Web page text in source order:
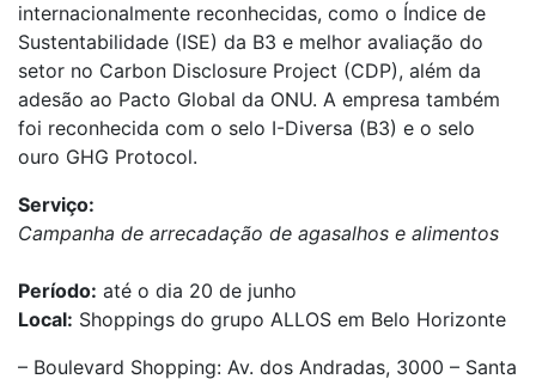
internacionalmente reconhecidas, como o Índice de
Sustentabilidade (ISE) da B3 e melhor avaliação do
setor no Carbon Disclosure Project (CDP), além da
adesão ao Pacto Global da ONU. A empresa também
foi reconhecida com o selo I-Diversa (B3) e o selo
ouro GHG Protocol.
Serviço:
Campanha de arrecadação de agasalhos e alimentos
Período: até o dia 20 de junho
Local: Shoppings do grupo ALLOS em Belo Horizonte
– Boulevard Shopping: Av. dos Andradas, 3000 – Santa